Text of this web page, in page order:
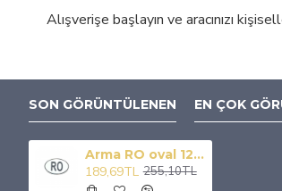
Alışverişe başlayın ve aracınızı
SON GÖRÜNTÜLENEN EN ÇOK
Arma RO oval 125x85 mm armasız / YACIY179-1
189,69TL 255,10TL